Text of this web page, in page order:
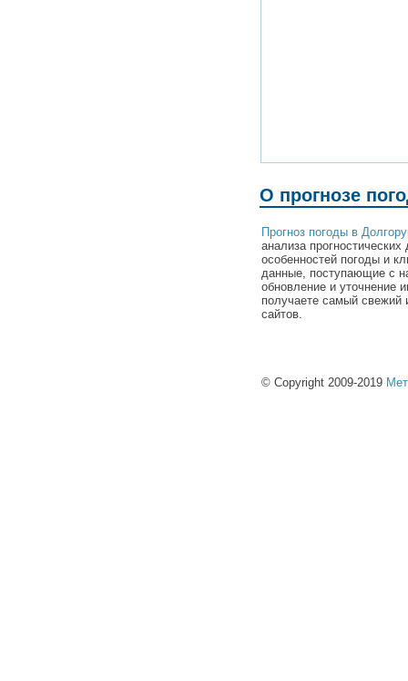
О прогнозе
Прогноз погоды в
анализа
особенностей погоды и
данные, поступающие с
обновление и уточнение
получаете самый свежий
сайтов.
© Copyright 2009-2019